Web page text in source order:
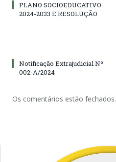
PLANO SOCIOEDUCATIVO
2024-2033 E RESOLUÇÃO
Notificação Extrajudicial Nº
002-A/2024
Os comentários estão fechados.